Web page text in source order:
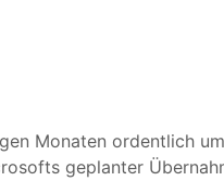
Monaten ordentlich
geplanter